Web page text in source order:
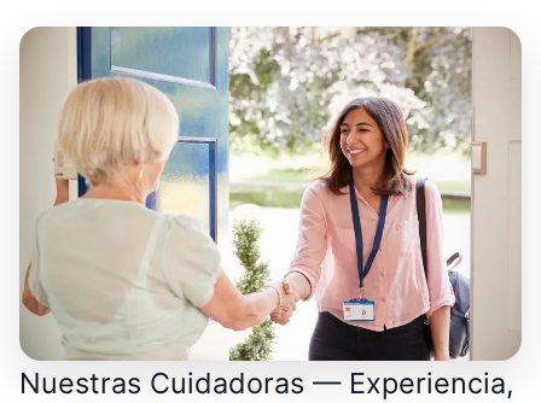
Nuestras Cuidadoras — Experiencia,